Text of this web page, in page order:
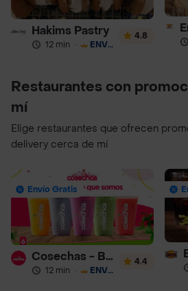
Hakims Pastry
12 min · ENVÍO GRATIS
4.8
Restaurantes con
mí
Elige restaurantes que ofrecen
delivery cerca de mí
Envío Gratis
Cosechas - Batidos
12 min · ENVÍO GRATIS
4.4